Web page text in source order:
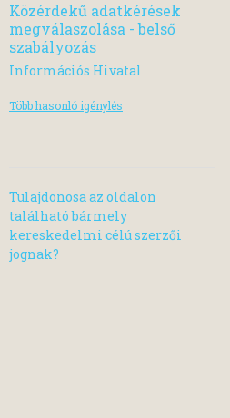
Közérdekű adatkérések
megválaszolása - belső
szabályozás
Információs Hivatal
Több hasonló igénylés
Tulajdonosa az oldalon
található bármely
kereskedelmi célú szerzői
jognak?